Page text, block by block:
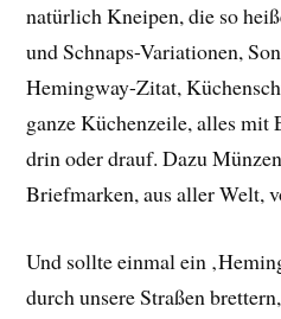
natürlich Kneipen, die so
und Schnaps-Variationen,
Hemingway-Zitat,
ganze Küchenzeile, alles mit
drin oder drauf. Dazu
Briefmarken, aus aller Welt,
Und sollte einmal ein
durch unsere Straßen